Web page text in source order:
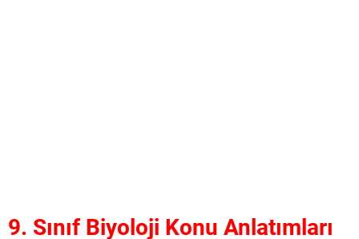
9. Sınıf Biyoloji Konu Anlatımları